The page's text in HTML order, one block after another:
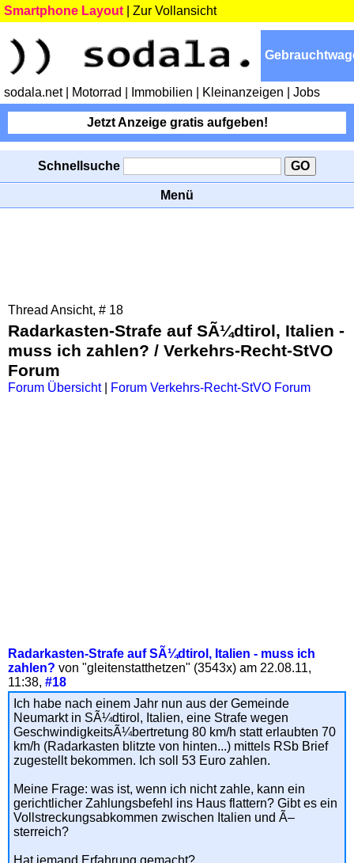
Smartphone Layout Zur Vollansicht
sodala.net | Motorrad | Immobilien | Kleinanzeigen | Jobs
Jetzt Anzeige gratis aufgeben!
Schnellsuche
Menü
Thread Ansicht, # 18
Radarkasten-Strafe auf SÃ¼dtirol, Italien -
muss ich zahlen? / Verkehrs-Recht-StVO
Forum
Forum Übersicht| Forum Verkehrs-Recht-StVO Forum
Radarkasten-Strafe auf SÃ¼dtirol, Italien - muss ich
zahlen? von "gleitenstatthetzen" (3543x) am 22.08.11,
11:38, #18
Ich habe nach einem Jahr nun aus der Gemeinde
Neumarkt in SÃ¼dtirol, Italien, eine Strafe wegen
GeschwindigkeitsÃ¼bertretung 80 km/h statt erlaubten 70
km/h (Radarkasten blitzte von hinten...) mittels RSb Brief
zugestellt bekommen. Ich soll 53 Euro zahlen.
Meine Frage: was ist, wenn ich nicht zahle, kann ein
gerichtlicher Zahlungsbefehl ins Haus flattern? Gibt es ein
Vollstreckungsabkommen zwischen Italien und Ã–
sterreich?
Hat jemand Erfahrung gemacht?